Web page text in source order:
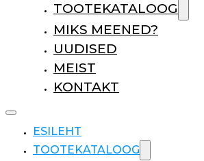
TOOTEKATALOOG
MIKS MEENED?
UUDISED
MEIST
KONTAKT
ESILEHT
TOOTEKATALOOG